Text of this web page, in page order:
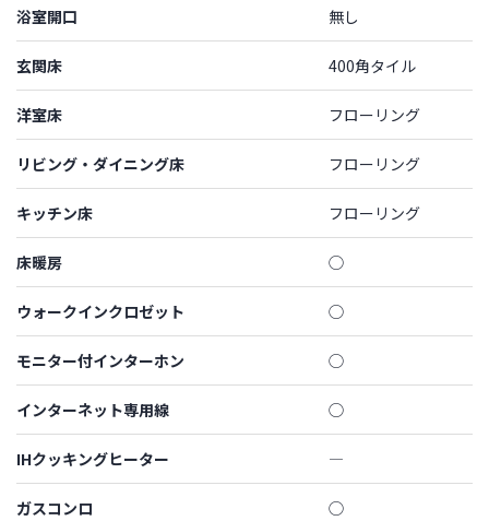
浴室開口 無し
玄関床 400角タイル
洋室床 フローリング
リビング・ダイニング床 フローリング
キッチン床 フローリング
床暖房 ◯
ウォークインクロゼット ◯
モニター付インターホン ◯
インターネット専用線 ◯
IHクッキングヒーター ―
ガスコンロ ◯